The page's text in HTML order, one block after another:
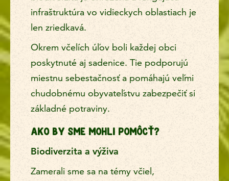
infraštruktúra vo vidieckych oblastiach je
len zriedkavá.
Okrem včelích úľov boli každej obci
poskytnuté aj sadenice. Tie podporujú
miestnu sebestačnosť a pomáhajú veľmi
chudobnému obyvateľstvu zabezpečiť si
základné potraviny.
AKO BY SME MOHLI POMÔCŤ?
Biodiverzita a výživa
Zamerali sme sa na témy včiel,